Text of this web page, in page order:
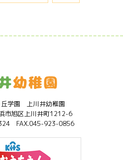
丘学園 上川井幼稚園
市旭区上川井町1212-6
FAX.045-923-0856